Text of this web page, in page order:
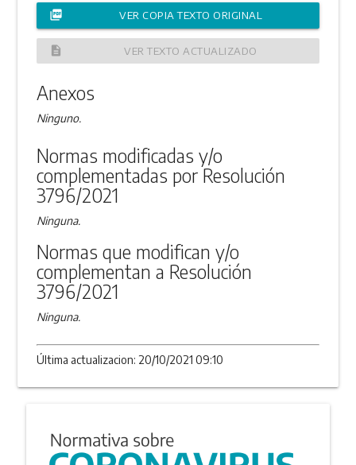
picture_as_pdf VER COPIA TEXTO ORIGINAL
description VER TEXTO ACTUALIZADO
Anexos
Ninguno.
Normas modificadas y/o
complementadas por Resolución
3796/2021
Ninguna.
Normas que modifican y/o
complementan a Resolución
3796/2021
Ninguna.
Última actualizacion: 20/10/2021 09:10